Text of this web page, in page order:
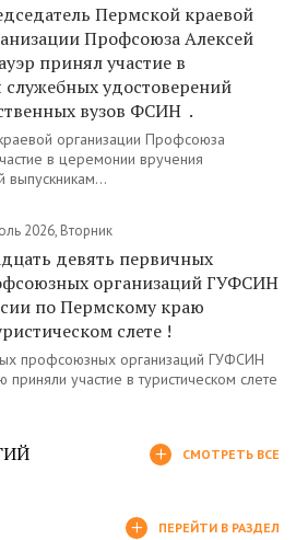
Пермской краевой
Профсоюза Алексей
принял участие в
удостоверений
вузов ФСИН .
организации Профсоюза
в церемонии вручения
выпускникам...
2026, Вторник
девять первичных
организаций ГУФСИН
по Пермскому краю
слете !
профсоюзных организаций ГУФСИН
участие в туристическом слете
СМОТРЕТЬ ВСЕ
ПЕРЕЙТИ В РАЗДЕЛ